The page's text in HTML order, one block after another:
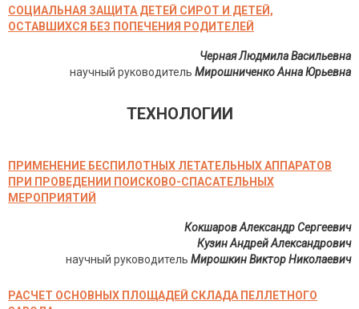
СОЦИАЛЬНАЯ ЗАЩИТА ДЕТЕЙ СИРОТ И ДЕТЕЙ,
ОСТАВШИХСЯ БЕЗ ПОПЕЧЕНИЯ РОДИТЕЛЕЙ
Черная Людмила Васильевна
научный руководитель Мирошниченко Анна Юрьевна
ТЕХНОЛОГИИ
ПРИМЕНЕНИЕ БЕСПИЛОТНЫХ ЛЕТАТЕЛЬНЫХ АППАРАТОВ
ПРИ ПРОВЕДЕНИИ ПОИСКОВО-СПАСАТЕЛЬНЫХ
МЕРОПРИЯТИЙ
Кокшаров Александр Сергеевич
Кузин Андрей Александрович
научный руководитель Мирошкин Виктор Николаевич
РАСЧЕТ ОСНОВНЫХ ПЛОЩАДЕЙ СКЛАДА ПЕЛЛЕТНОГО